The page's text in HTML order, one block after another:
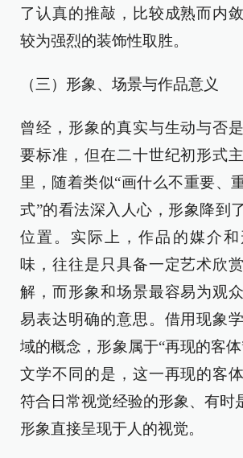
了认真的推敲，比较成熟而内
较为强烈的装饰性取胜。
（三）形象、场景与作品意义
曾经，形象的真实与生动与否
要标准，但在二十世纪初形式
里，随着类似“画什么不重要、
式”的看法深入人心，形象降到
位置。实际上，作品的媒介
味，往往是只具备一定艺术欣
解，而形象和场景最容易为观
易表达明确的意思。借用现象
域的概念，形象属于“再现的客
文学不同的是，这一再现的客
符合日常视觉经验的形象、有时
形象直接呈现于人的视觉。